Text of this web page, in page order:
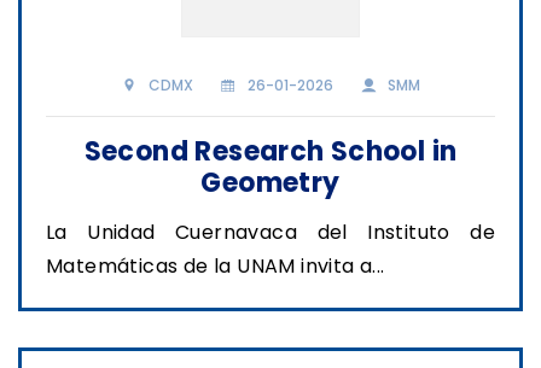
CDMX 26-01-2026 SMM
Second Research School in
Geometry
La Unidad Cuernavaca del Instituto de
Matemáticas de la UNAM invita a...